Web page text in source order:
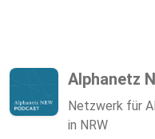
Alphanetz
Netzwerk für
in NRW